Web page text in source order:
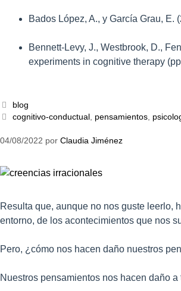
Bados López, A., y García Grau, E.
Bennett-Levy, J., Westbrook, D.,
experiments in cognitive therapy
blog
cognitivo-conductual , pensamientos,
04/08/2022 por Claudia Jiménez
Resulta que, aunque no nos guste leerlo,
entorno, de los acontecimientos que nos
Pero, ¿cómo nos hacen daño nuestros
Nuestros pensamientos nos hacen daño